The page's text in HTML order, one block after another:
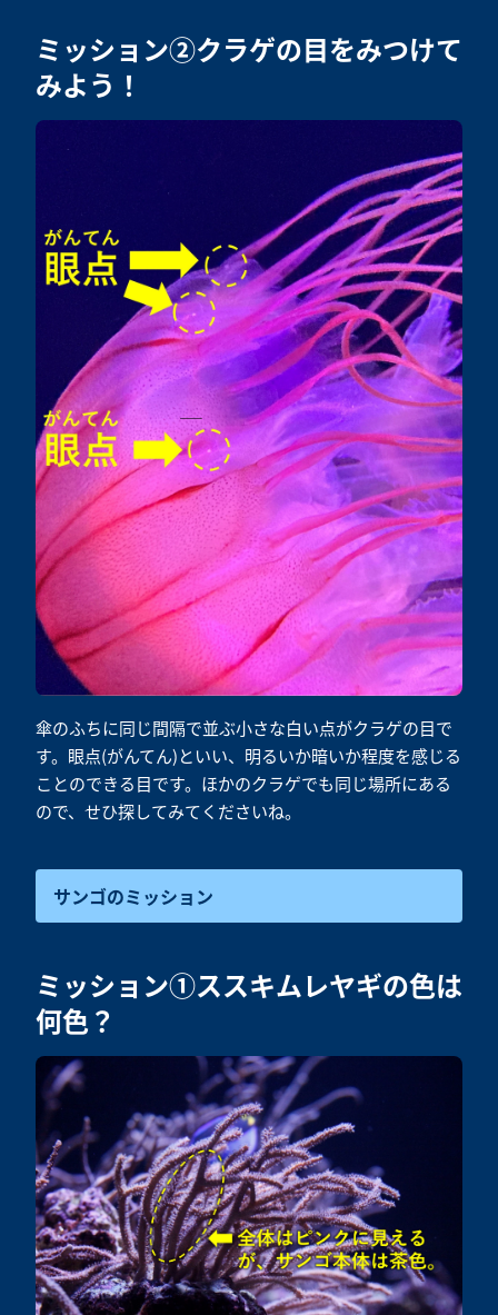
ミッション②クラゲの目をみつけて
みよう！
傘のふちに同じ間隔で並ぶ小さな白い点がクラゲの目で
す。眼点(がんてん)といい、明るいか暗いか程度を感じる
ことのできる目です。ほかのクラゲでも同じ場所にある
ので、せひ探してみてくださいね。
サンゴのミッション
ミッション①ススキムレヤギの色は
何色？